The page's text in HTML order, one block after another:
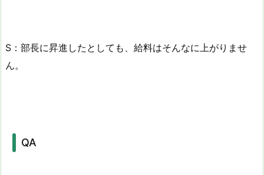
S：部長に昇進したとしても、給料はそんなに上がりませ
ん。
QA